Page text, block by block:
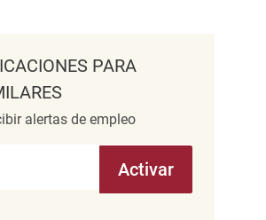
PARA
alertas de empleo
de correo electrónico (obligatorio)
Activar